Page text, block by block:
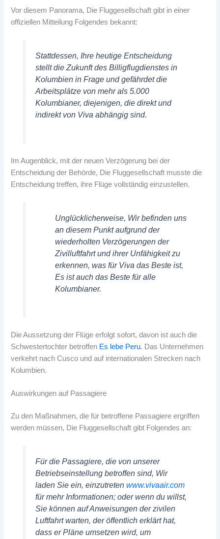
Vor diesem Panorama, Die Fluggesellschaft gibt in einer
offiziellen Mitteilung Folgendes bekannt:
Stattdessen, Ihre heutige Entscheidung
stellt die Zukunft des Billigflugdienstes in
Kolumbien in Frage und gefährdet die
Arbeitsplätze von mehr als 5.000
Kolumbianer, diejenigen, die direkt und
indirekt von Viva abhängig sind.
Im Augenblick, mit der neuen Verzögerung bei der
Entscheidung der Behörde, Die Fluggesellschaft musste die
Entscheidung treffen, ihre Flüge vollständig einzustellen.
Unglücklicherweise, Wir befinden uns
an diesem Punkt aufgrund der
wiederholten Verzögerungen der
Zivilluftfahrt und ihrer Unfähigkeit zu
erkennen, was für Viva das Beste ist,
Es ist auch das Beste für alle
Kolumbianer.
Die Aussetzung der Flüge erfolgt sofort, davon ist auch die
Schwestertochter betroffen Es lebe Peru. Das Unternehmen
verkehrt nach Cusco und auf internationalen Strecken nach
Kolumbien.
Auswirkungen auf Passagiere
Zu den Maßnahmen, die für betroffene Passagiere ergriffen
werden müssen, Die Fluggesellschaft gibt Folgendes an:
Für die Passagiere, die von unserer
Betriebseinstellung betroffen sind, Wir
laden Sie ein, einzutreten www.vivaair.com
für mehr Informationen; oder wenn du willst,
Sie können auf Anweisungen der zivilen
Luftfahrt warten, der öffentlich erklärt hat,
dass er Pläne umsetzen wird, um